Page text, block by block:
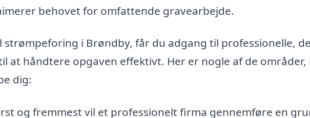
behovet for omfattende gravearbejde.
i Brøndby, får du adgang til professionelle,
at håndtere opgaven effektivt. Her er nogle af de områder,
dig:
og fremmest vil et professionelt firma gennemføre en